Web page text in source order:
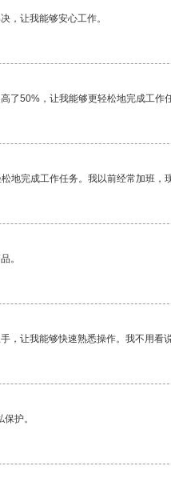
，让我能够安心工作。
了50%，让我能够更轻松地完成工作任
地完成工作任务。我以前经常加班，
。
，让我能够快速熟悉操作。我不用看
护。